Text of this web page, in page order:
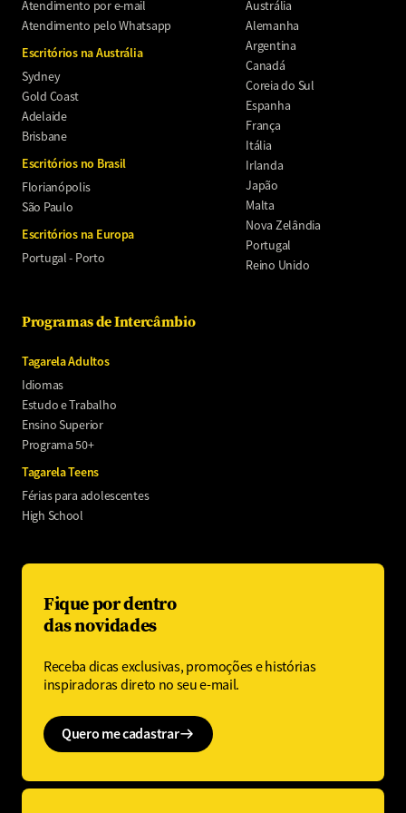
Atendimento por e-mail
Atendimento pelo Whatsapp
Escritórios na Austrália
Sydney
Gold Coast
Adelaide
Brisbane
Escritórios no Brasil
Florianópolis
São Paulo
Escritórios na Europa
Portugal - Porto
Austrália
Alemanha
Argentina
Canadá
Coreia do Sul
Espanha
França
Itália
Irlanda
Japão
Malta
Nova Zelândia
Portugal
Reino Unido
Programas de Intercâmbio
Tagarela Adultos
Idiomas
Estudo e Trabalho
Ensino Superior
Programa 50+
Tagarela Teens
Férias para adolescentes
High School
Fique por dentro
das novidades
Receba dicas exclusivas, promoções e histórias
inspiradoras direto no seu e-mail.
Quero me cadastrar